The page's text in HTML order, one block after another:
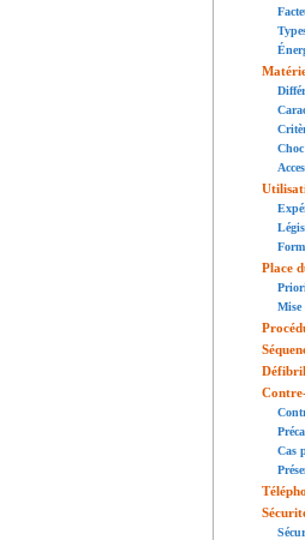
Place
Mise
Cas